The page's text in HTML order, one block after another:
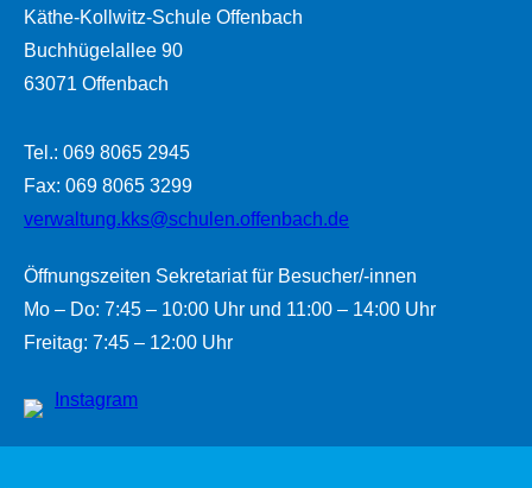
Käthe-Kollwitz-Schule Offenbach
Buchhügelallee 90
63071 Offenbach
Tel.: 069 8065 2945
Fax: 069 8065 3299
verwaltung.kks@schulen.offenbach.de
Öffnungszeiten Sekretariat für Besucher/-innen
Mo – Do: 7:45 – 10:00 Uhr und 11:00 – 14:00 Uhr
Freitag: 7:45 – 12:00 Uhr
Instagram